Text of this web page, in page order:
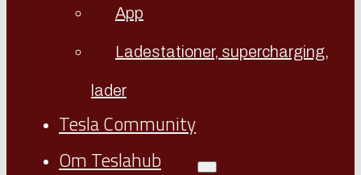
App
Ladestationer, supercharging,
lader
Tesla Community
Om Teslahub